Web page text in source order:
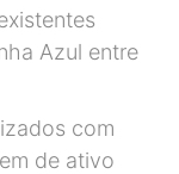
Azul entre
com
de ativo